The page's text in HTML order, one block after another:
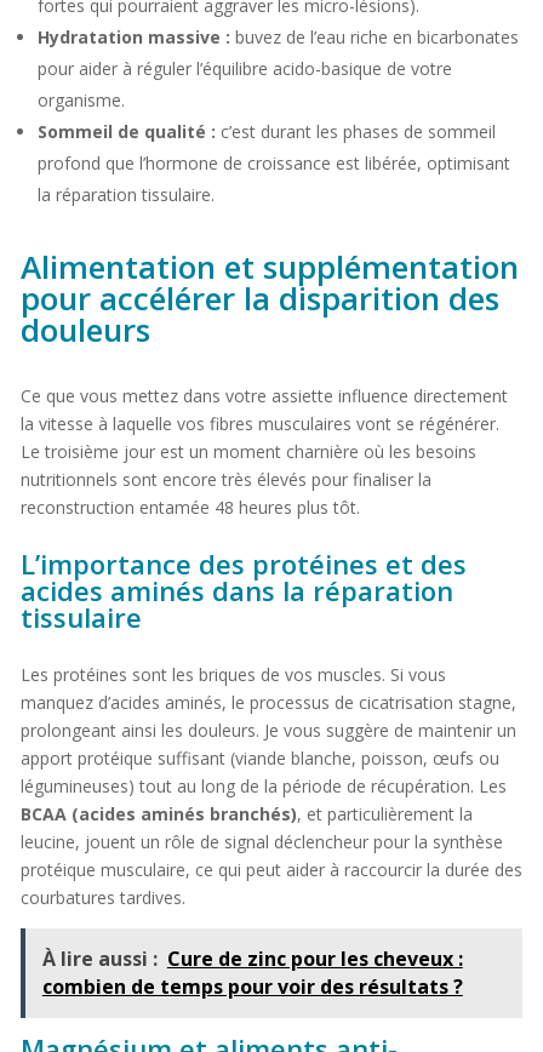
fortes qui pourraient aggraver les micro-lésions).
Hydratation massive : buvez de l’eau riche en bicarbonates
pour aider à réguler l’équilibre acido-basique de votre
organisme.
Sommeil de qualité : c’est durant les phases de sommeil
profond que l’hormone de croissance est libérée, optimisant
la réparation tissulaire.
Alimentation et supplémentation
pour accélérer la disparition des
douleurs
Ce que vous mettez dans votre assiette influence directement
la vitesse à laquelle vos fibres musculaires vont se régénérer.
Le troisième jour est un moment charnière où les besoins
nutritionnels sont encore très élevés pour finaliser la
reconstruction entamée 48 heures plus tôt.
L’importance des protéines et des
acides aminés dans la réparation
tissulaire
Les protéines sont les briques de vos muscles. Si vous
manquez d’acides aminés, le processus de cicatrisation stagne,
prolongeant ainsi les douleurs. Je vous suggère de maintenir un
apport protéique suffisant (viande blanche, poisson, œufs ou
légumineuses) tout au long de la période de récupération. Les
BCAA (acides aminés branchés), et particulièrement la
leucine, jouent un rôle de signal déclencheur pour la synthèse
protéique musculaire, ce qui peut aider à raccourcir la durée des
courbatures tardives.
À lire aussi : Cure de zinc pour les cheveux :
combien de temps pour voir des résultats ?